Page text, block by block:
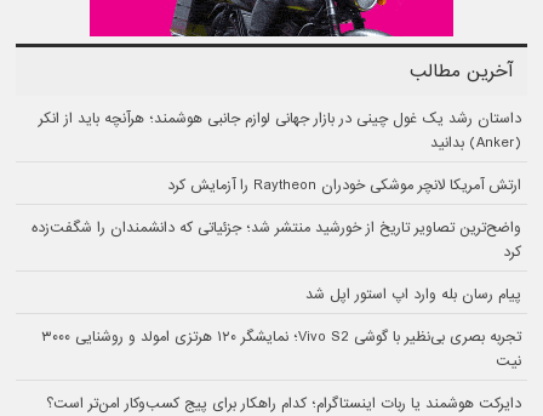
آخرین مطالب
داستان رشد یک غول چینی در بازار جهانی لوازم جانبی هوشمند؛ هرآنچه باید از انکر
(Anker) بدانید
ارتش آمریکا لانچر موشکی خودران Raytheon را آزمایش کرد
واضح‌ترین تصاویر تاریخ از خورشید منتشر شد؛ جزئیاتی که دانشمندان را شگفت‌زده
کرد
پیام رسان بله وارد اپ استور اپل شد
تجربه بصری بی‌نظیر با گوشی Vivo S2؛ نمایشگر ۱۲۰ هرتزی امولد و روشنایی ۳۰۰۰
نیت
دایرکت هوشمند یا ربات اینستاگرام؛ کدام راهکار برای پیج کسب‌وکار امن‌تر است؟